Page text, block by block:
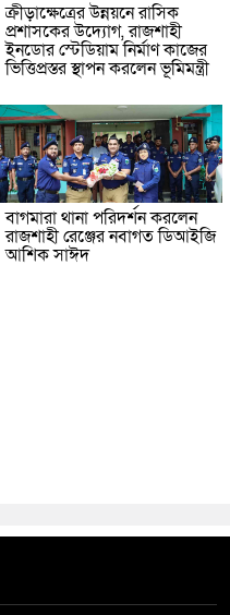
ক্রীড়াক্ষেত্রের উন্নয়নে রাসিক
প্রশাসকের উদ্যোগ, রাজশাহী
ইনডোর স্টেডিয়াম নির্মাণ কাজের
ভিত্তিপ্রস্তর স্থাপন করলেন ভূমিমন্ত্রী
বাগমারা থানা পরিদর্শন করলেন
রাজশাহী রেঞ্জের নবাগত ডিআইজি
আশিক সাঈদ